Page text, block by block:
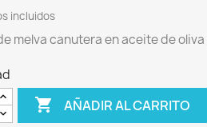
incluidos
melva canutera en aceite de
 AÑADIR AL CARRITO